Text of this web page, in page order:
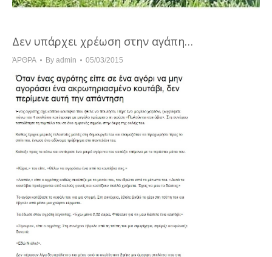
Δεν υπάρχει χρέωση στην αγάπη…
ΆΡΘΡΑ By admin 05/03/2015